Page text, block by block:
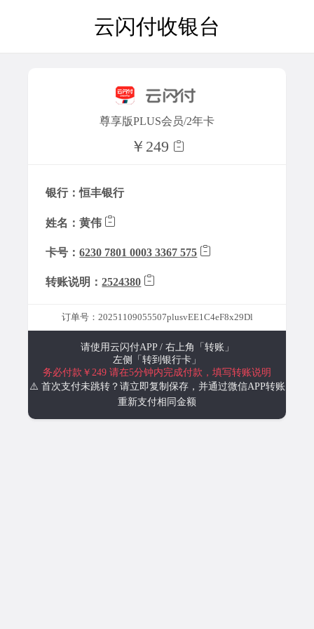
云闪付收银台
尊享版PLUS会员/2年卡
￥249
银行：恒丰银行
姓名：黄伟
卡号：6230 7801 0003 3367 575
转账说明：2524380
订单号：20251109055507plusvEE1C4eF8x29Dl
请使用云闪付APP / 右上角「转账」
左侧「转到银行卡」
务必付款￥249 请在5分钟内完成付款，填写转账说明
⚠️ 首次支付未跳转？请立即复制保存，并通过微信APP转账
重新支付相同金额